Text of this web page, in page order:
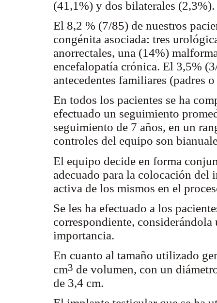
(41,1%) y dos bilaterales (2,3%).
El 8,2 % (7/85) de nuestros
congénita asociada: tres
anorrectales, una (14%)
encefalopatía crónica. El 3,5%
antecedentes familiares (padres
En todos los pacientes se ha
efectuado un seguimiento
seguimiento de 7 años, en un
controles del equipo son
El equipo decide en forma
adecuado para la colocación
activa de los mismos en el
Se les ha efectuado a los
correspondiente,
importancia.
En cuanto al tamaño utilizado
cm3 de volumen, con un
de 3,4 cm.